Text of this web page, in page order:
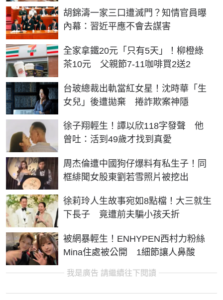
胡錦濤一家三口遭滅門？知情官員曝
內幕：習近平應不會去謀害
全家拿鐵20元「只有5天」！柳橙綠
茶10元 父親節7-11咖啡買2送2
台玻總裁出軌當紅女星！沈時華「生
女兒」後遭拋棄 捲詐欺案神隱
徐子翔輕生！譚以欣118字發聲 他
曾吐：活到49歲才找到真愛
周杰倫遭中國狗仔爆料有私生子！同
框緋聞女股東劉若雪照片被挖出
徐莉玲人生故事宛如8點檔！大三就生
下長子 竟遭前夫騙小孩夭折
被網暴輕生！ENHYPEN西村力粉絲
Mina住處被公開 1細節讓人鼻酸
我是廣告 請繼續往下閱讀